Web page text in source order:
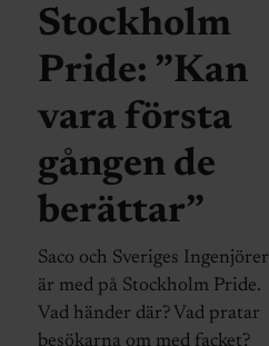
Stockholm
Pride: ”Kan
vara första
gången de
berättar”
Saco och Sveriges Ingenjörer
är med på Stockholm Pride.
Vad händer där? Vad pratar
besökarna om med facket?